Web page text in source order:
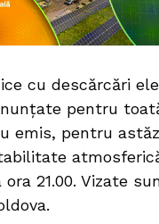
cu descărcări
pentru
emis, pentru
ora 21.00. Vizate